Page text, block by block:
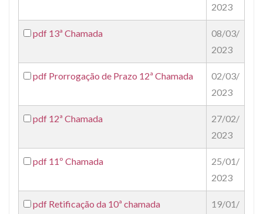
2023
pdf 13ª Chamada
08/03/
2023
pdf Prorrogação de Prazo 12ª Chamada
02/03/
2023
pdf 12ª Chamada
27/02/
2023
pdf 11º Chamada
25/01/
2023
pdf Retificação da 10ª chamada
19/01/